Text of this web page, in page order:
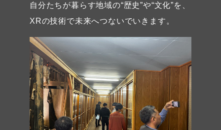
自分たちが暮らす地域の“歴史”や“文化”を、
XRの技術で未来へつないでいきます。